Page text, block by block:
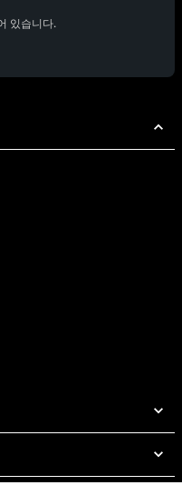
있습니다.